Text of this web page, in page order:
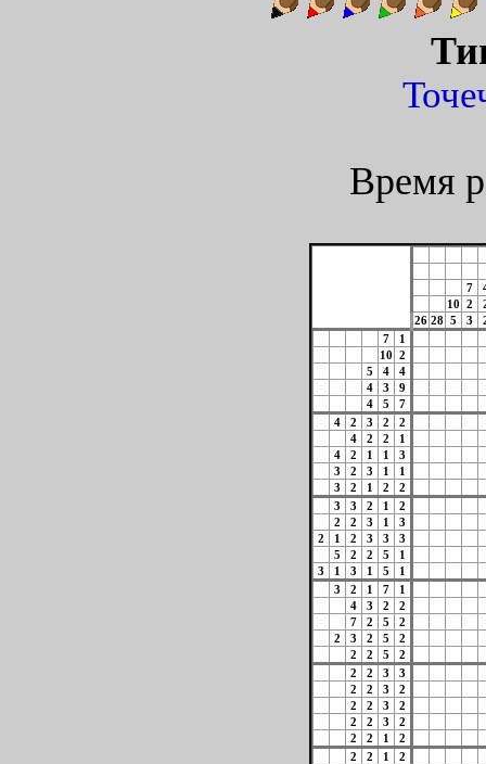
Время
7
10 2
26 28 5 3
7
1
10 2
5
4
4
4
3
9
4
5
7
4
2 3 2
2
4
2 2
1
4
2 1 1
3
3
2 3 1
1
3
2 1 2
2
3
3 2 1
2
2
2 3 1
3
2
1 2 3 3
3
5
2 2 5
1
3
1 3 1 5
1
3
2 1 7
1
4
3 2
2
7
2 5
2
2
3 2 5
2
2
2 5
2
2
2 3
3
2
2 3
2
2
2 3
2
2
2 3
2
2
2 1
2
2
2 1
2